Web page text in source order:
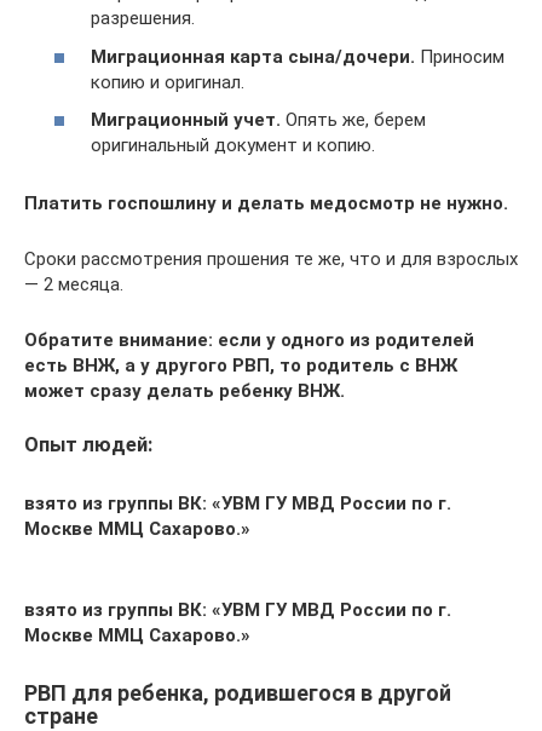
разрешения.
Миграционная карта сына/дочери. Приносим
копию и оригинал.
Миграционный учет. Опять же, берем
оригинальный документ и копию.
Платить госпошлину и делать медосмотр не нужно.
Сроки рассмотрения прошения те же, что и для взрослых
— 2 месяца.
Обратите внимание: если у одного из родителей
есть ВНЖ, а у другого РВП, то родитель с ВНЖ
может сразу делать ребенку ВНЖ.
Опыт людей:
взято из группы ВК: «УВМ ГУ МВД России по г.
Москве ММЦ Сахарово.»
взято из группы ВК: «УВМ ГУ МВД России по г.
Москве ММЦ Сахарово.»
РВП для ребенка, родившегося в другой
стране